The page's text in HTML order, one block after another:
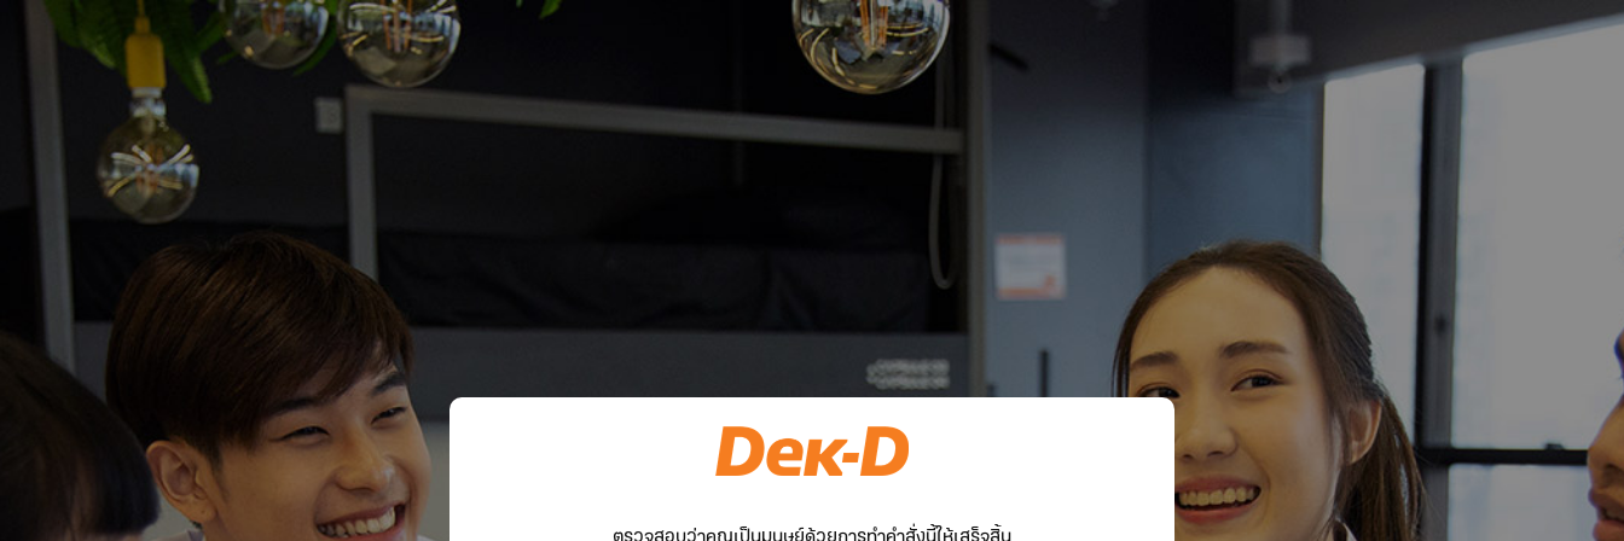
ตรวจสอบว่าคุณเป็นมนุษย์ด้วยการทำคำสั่งนี้ให้เสร็จสิ้น